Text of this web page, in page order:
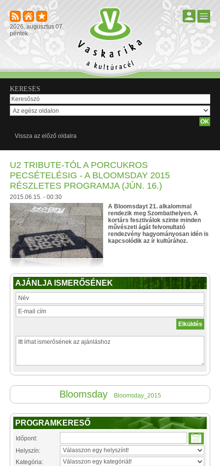
2026. augusztus 07.
péntek
KERESÉS
Vissza az előző oldalra
U2 TRIBUTE-TÓL A PORCUKROS
PECSÉTELÉSIG - A BLOOMSDAY 2015
RÉSZLETES PROGRAMJA (JÚN. 16.)
2015.06.15. - 00:30
A Bloomsdayt 21. alkalommal
rendezik meg Szombathelyen. A
kortárs fesztiválok szinte minden
művészeti ágát felvonultató
rendezvény hagyományosan idén is
kapcsolódik az ír kultúrához.
AJÁNLJA ISMERŐSÉNEK
Bloomsday Bloomsday_2015
PROGRAMKERESŐ
Időpont:
Helyszín:
Kategória: